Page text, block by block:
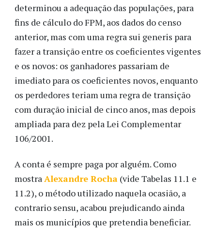
determinou a adequação das populações, para
fins de cálculo do FPM, aos dados do censo
anterior, mas com uma regra sui generis para
fazer a transição entre os coeficientes vigentes
e os novos: os ganhadores passariam de
imediato para os coeficientes novos, enquanto
os perdedores teriam uma regra de transição
com duração inicial de cinco anos, mas depois
ampliada para dez pela Lei Complementar
106/2001.
A conta é sempre paga por alguém. Como
mostraAlexandre Rocha (vide Tabelas 11.1 e
11.2), o método utilizado naquela ocasião, a
contrario sensu, acabou prejudicando ainda
mais os municípios que pretendia beneficiar.